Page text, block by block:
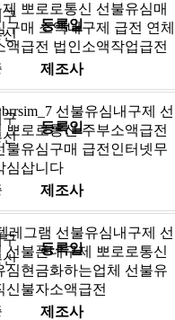
등록일
뽀로로통신 선불유심매
구매 소액내구제 급전 연체
액급전 법인소액작업급전
제조사
구
신
등록일
선불유심내구제 선
뽀로로통신 주부소액급전
불유심구매 급전인터넷무
심삽니다
제조사
신
등록일
레그램 선불유심내구제 선
선불폰내구제 뽀로로통신
심현금화하는업체 선불유
신불자소액급전
제조사